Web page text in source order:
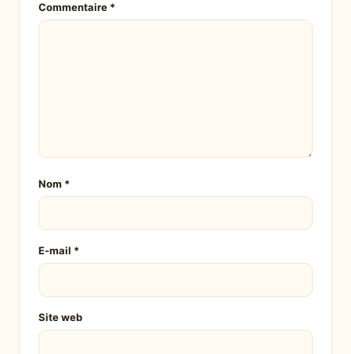
Commentaire *
Nom *
E-mail *
Site web